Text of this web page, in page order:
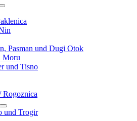
Pasman und Dugi Otok
Moru
und Tisno
Rogoznica
und Trogir